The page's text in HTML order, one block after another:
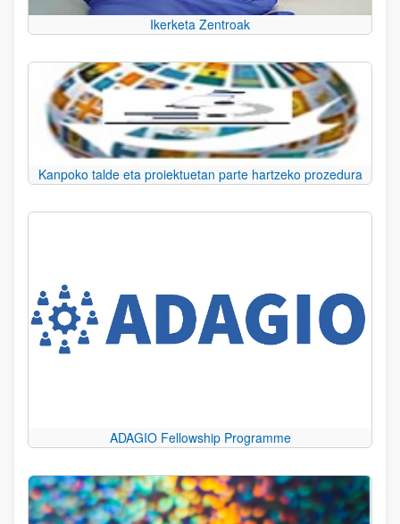
Ikerketa Zentroak
Kanpoko talde eta proiektuetan parte hartzeko prozedura
ADAGIO Fellowship Programme